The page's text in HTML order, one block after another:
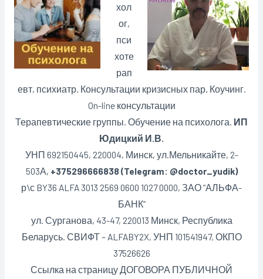
хол
ог,
пси
хоте
рап
евт, психиатр. Консультации кризисных пар. Коучинг.
On-line консультации
Терапевтические группы. Обучение на психолога. ИП
Юдицкий И.В.
УНП 692150445, 220004, Минск, ул.Мельникайте, 2-
503А, +375296666838 (Telegram: @doctor_yudik)
р\с BY36 ALFA 3013 2569 0600 1027 0000, ЗАО “АЛЬФА-
БАНК”
ул. Сурганова, 43-47, 220013 Минск, Республика
Беларусь. СВИФТ – ALFABY2X, УНП 101541947, ОКПО
37526626
Ссылка на страницу ДОГОВОРА ПУБЛИЧНОЙ